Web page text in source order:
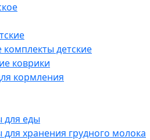
детские
коврики
кормления
для еды
хранения грудного молока